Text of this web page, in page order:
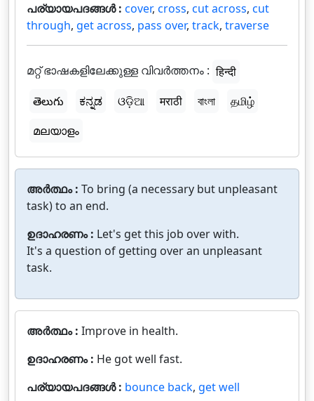
പര്യായപദങ്ങൾ : cover, cross, cut across, cut
through, get across, pass over, track, traverse
മറ്റ് ഭാഷകളിലേക്കുള്ള വിവർത്തനം : हिन्दी
తెలుగు
ಕನ್ನಡ ଓଡ଼ିଆ मराठी বাংলা
தமிழ்
മലയാളം
അർത്ഥം : To bring (a necessary but unpleasant
task) to an end.
ഉദാഹരണം : Let's get this job over with.
It's a question of getting over an unpleasant
task.
അർത്ഥം : Improve in health.
ഉദാഹരണം : He got well fast.
പര്യായപദങ്ങൾ : bounce back, get well